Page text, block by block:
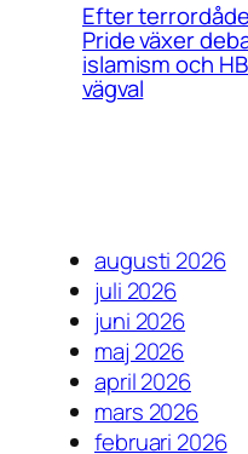
Efter
Pride växer
islamism och
vägval
augusti 2026
juli 2026
juni 2026
maj 2026
april 2026
mars 2026
februari 2026